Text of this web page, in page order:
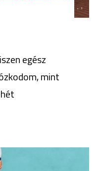
egész
mint